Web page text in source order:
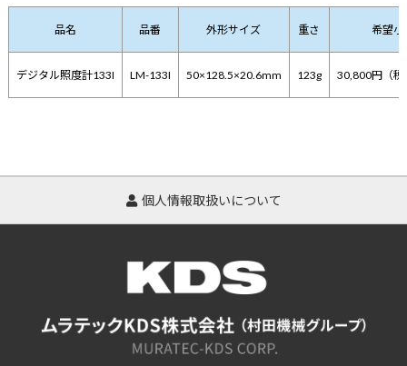
品名 品番 外形サイズ 重さ 希望
デジタル照度計133I LM-133I 50×128.5×20.6mm 123g 30,800円（
個人情報取扱いについて